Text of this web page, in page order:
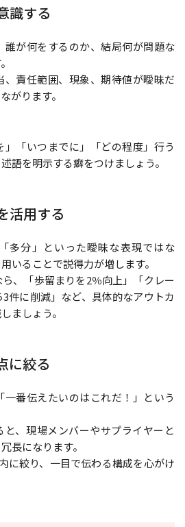
識する
誰が何をするのか、結局何が問題な
責任範囲、現象、期待値が曖昧だ
がります。
」「いつまでに」「どの程度」行う
語を明示する癖をつけましょう。
活用する
多分」といった曖昧な表現ではな
いることで説得力が増します。
、「歩留まりを2％向上」「クレー
件に削減」など、具体的なアウトカ
ましょう。
に絞る
一番伝えたいのはこれだ！」という
、現場メンバーやサプライヤーと
長になります。
に絞り、一目で伝わる構成を心がけ